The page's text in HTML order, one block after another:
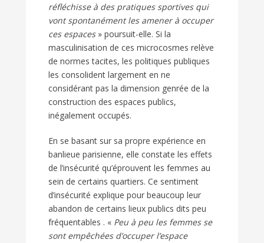
réfléchisse à des pratiques sportives qui
vont spontanément les amener à occuper
ces espaces» poursuit-elle. Si la
masculinisation de ces microcosmes relève
de normes tacites, les politiques publiques
les consolident largement en ne
considérant pas la dimension genrée de la
construction des espaces publics,
inégalement occupés.
En se basant sur sa propre expérience en
banlieue parisienne, elle constate les effets
de l’insécurité qu’éprouvent les femmes au
sein de certains quartiers. Ce sentiment
d’insécurité explique pour beaucoup leur
abandon de certains lieux publics dits peu
fréquentables . « Peu à peu les femmes se
sont empêchées d’occuper l’espace